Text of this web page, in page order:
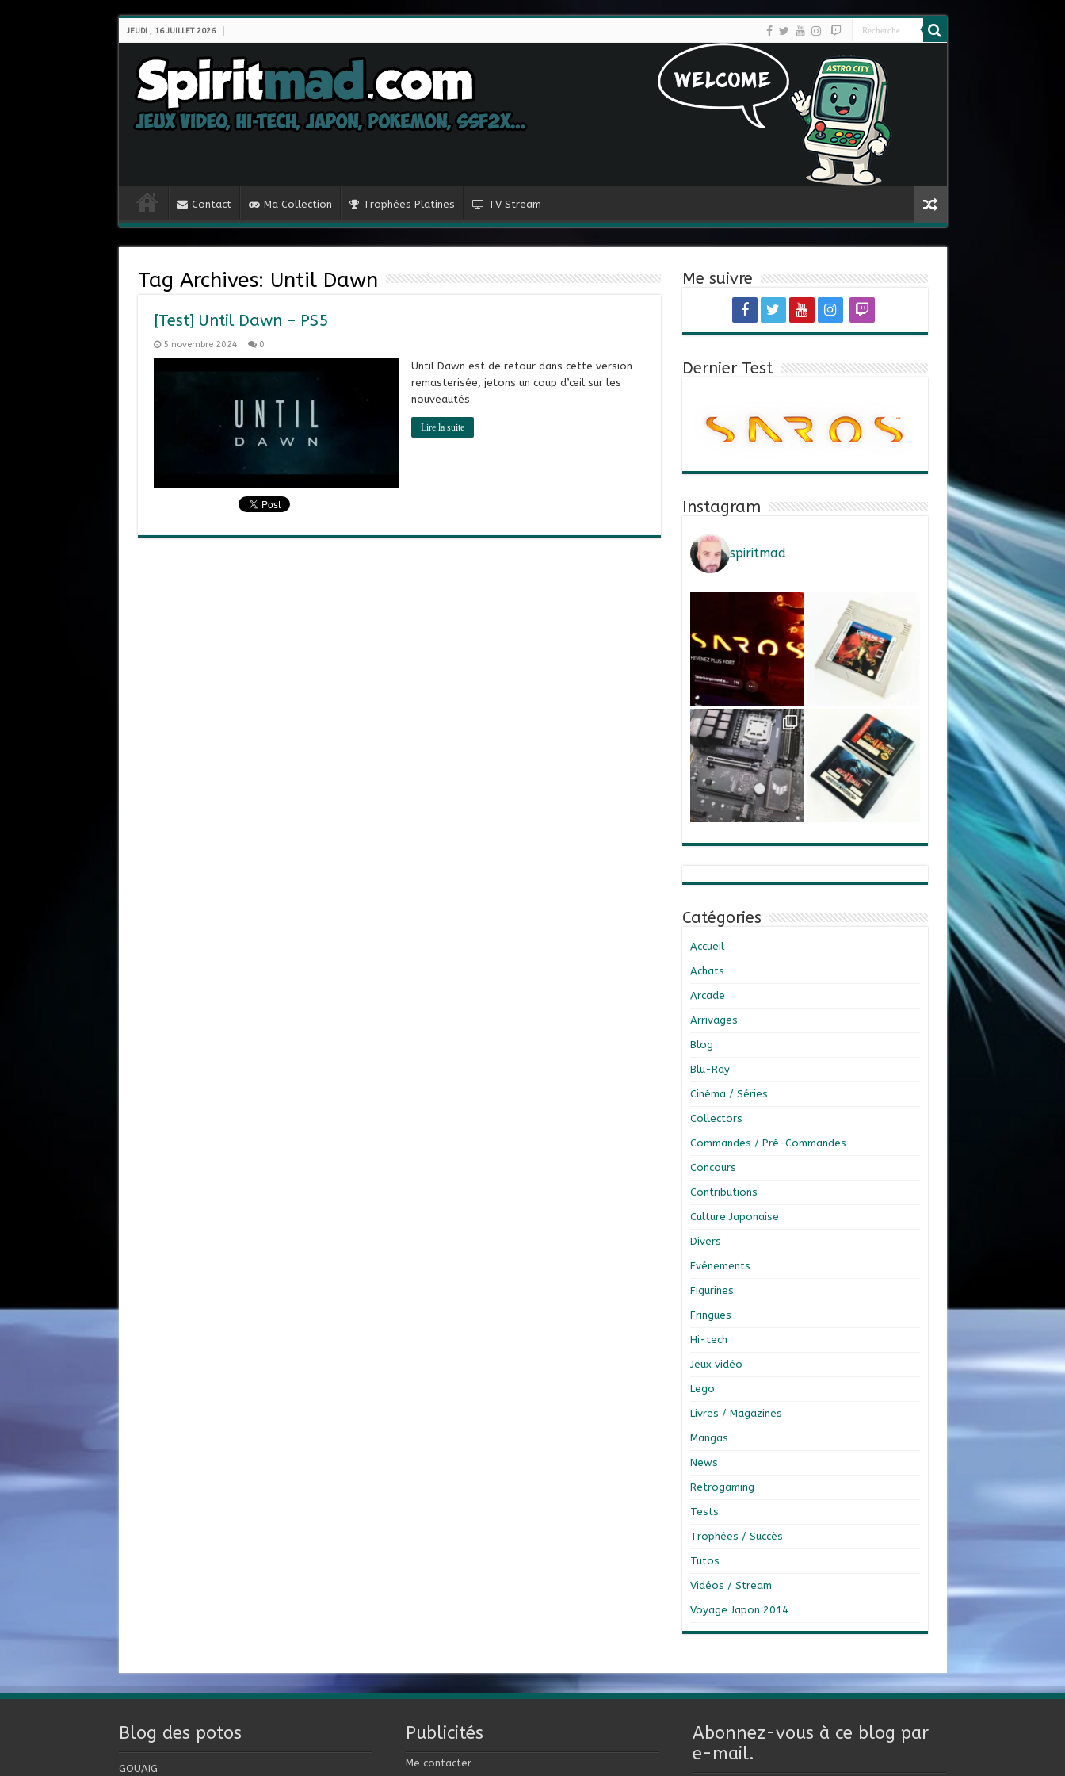
JEUDI , 16 JUILLET 2026
Contact Ma Collection Trophées Platines TV Stream
Tag Archives: Until Dawn
[Test] Until Dawn – PS5
5 novembre 2024 0
Until Dawn est de retour dans cette version
remasterisée, jetons un coup d’œil sur les
nouveautés.
Lire la suite
Me suivre
Dernier Test
Instagram
spiritmad
Catégories
Accueil
Achats
Arcade
Arrivages
Blog
Blu-Ray
Cinéma / Séries
Collectors
Commandes / Pré-Commandes
Concours
Contributions
Culture Japonaise
Divers
Evénements
Figurines
Fringues
Hi-tech
Jeux vidéo
Lego
Livres / Magazines
Mangas
News
Retrogaming
Tests
Trophées / Succès
Tutos
Vidéos / Stream
Voyage Japon 2014
Blog des potos
GOUAIG
Publicités
Me contacter
Abonnez-vous à ce blog par
e-mail.